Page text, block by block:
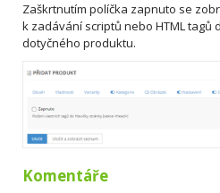
Zaškrtnutím políčka zapnuto se
k zadávání scriptů nebo HTML tagů
dotyčného produktu.
Komentáře